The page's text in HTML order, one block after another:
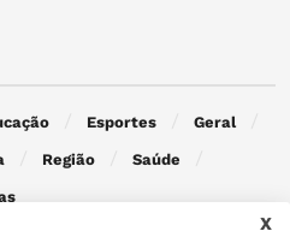
Esportes Geral
Região Saúde